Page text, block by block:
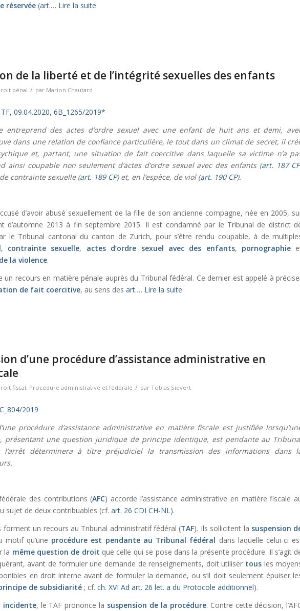
réservée (art.… Lire la suite
de la liberté et de l’intégrité sexuelles des enfants
pénal / par Marion Chautard
TF, 09.04.2020, 6B_1265/2019*
entreprend des actes d’ordre sexuel avec une enfant de huit ans et demi,
dans une relation de confiance particulière, le tout dans un climat de secret, il
et, partant, une situation de fait coercitive dans laquelle sa victime n’a
ainsi coupable non seulement d’actes d’ordre sexuel avec des enfants (art. 187 CP
contrainte sexuelle (art. 189 CP) et, en l’espèce, de viol (art. 190 CP).
d’avoir abusé sexuellement de la fille de son ancienne compagne, née en 2005,
d’automne 2013 à fin septembre 2015. Il est condamné par le Tribunal de district
le Tribunal cantonal du canton de Zurich, pour s’être rendu coupable, à de
, contrainte sexuelle, actes d’ordre sexuel avec des enfants, pornographie
la violence.
un recours en matière pénale auprès du Tribunal fédéral. Ce dernier est appelé à
de fait coercitive, au sens des art.… Lire la suite
d’une procédure d’assistance administrative en
fiscal, Procédure administrative et fédérale / par Tobias Sievert
2019
procédure d’assistance administrative en matière fiscale est justifiée
présentant une question juridique de principe identique, est pendante au
déterminera à titre préjudiciel la transmission des informations dans
des contributions (AFC) accorde l’assistance administrative en matière fiscale
sujet de deux contribuables (cf. art. 26 CDI CH-NL).
forment un recours au Tribunal administratif fédéral (TAF). Ils sollicitent la suspension
motif qu’une procédure est pendante au Tribunal fédéral dans laquelle celui-ci
la même question de droit que celle qui se pose dans la présente procédure. Il s’agit
avant de formuler une demande de renseignements, doit utiliser tous les
en droit interne avant de formuler la demande, ou s’il doit seulement épuiser
de subsidiarité ; cf. ch. XVI Ad art. 26 let. a du Protocole additionnel).
incidente, le TAF prononce la suspension de la procédure. Contre cette décision,